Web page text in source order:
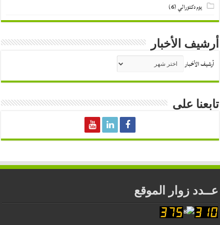
يوم دكتورالي(6)
أرشيف الأخبار
أرشيف الأخبار
تابعنا على
عــدد زوار الموقع